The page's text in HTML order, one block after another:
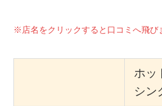
※店名をクリックすると口コミへ飛び
ホッ
シン